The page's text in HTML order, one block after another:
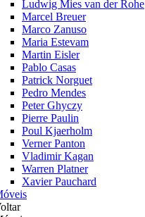
Ludwig Mies van der Rohe
Marcel Breuer
Marco Zanuso
Maria Estevam
Martin Eisler
Pablo Casas
Patrick Norguet
Pedro Mendes
Peter Ghyczy
Pierre Paulin
Poul Kjaerholm
Verner Panton
Vladimir Kagan
Warren Platner
Xavier Pauchard